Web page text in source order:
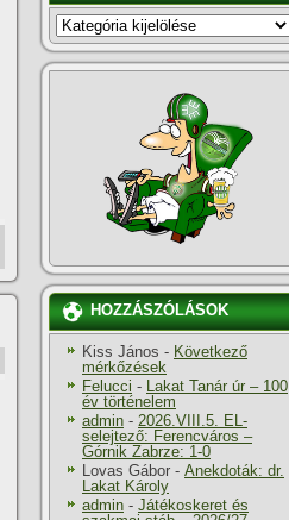
KATEGÓRIÁK
HOZZÁSZÓLÁSOK
Kiss János - Következő
mérkőzések
Felucci - Lakat Tanár úr – 100
év történelem
admin - 2026.VIII.5. EL-
selejtező: Ferencváros –
Górnik Zabrze: 1-0
Lovas Gábor - Anekdoták: dr.
Lakat Károly
admin - Játékoskeret és